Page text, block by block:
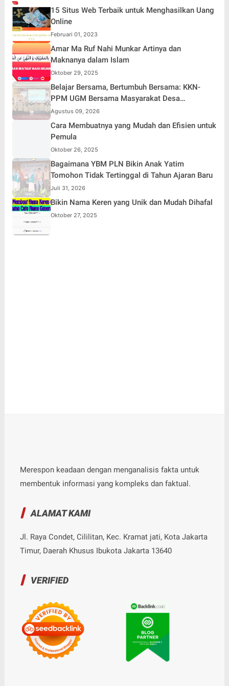
15 Situs Web Terbaik untuk Menghasilkan Uang
Online
Februari 01, 2023
Amar Ma Ruf Nahi Munkar Artinya dan
Maknanya dalam Islam
Oktober 29, 2025
Belajar Bersama, Bertumbuh Bersama: KKN-
PPM UGM Bersama Masyarakat Desa
Karangduren
Agustus 09, 2026
Cara Membuatnya yang Mudah dan Efisien untuk
Pemula
Oktober 26, 2025
Bagaimana YBM PLN Bikin Anak Yatim
Tomohon Tidak Tertinggal di Tahun Ajaran Baru
Juli 31, 2026
Bikin Nama Keren yang Unik dan Mudah Dihafal
Oktober 27, 2025
Merespon keadaan dengan menganalisis fakta untuk
membentuk informasi yang kompleks dan faktual.
ALAMAT KAMI
Jl. Raya Condet, Cililitan, Kec. Kramat jati, Kota Jakarta
Timur, Daerah Khusus Ibukota Jakarta 13640
VERIFIED